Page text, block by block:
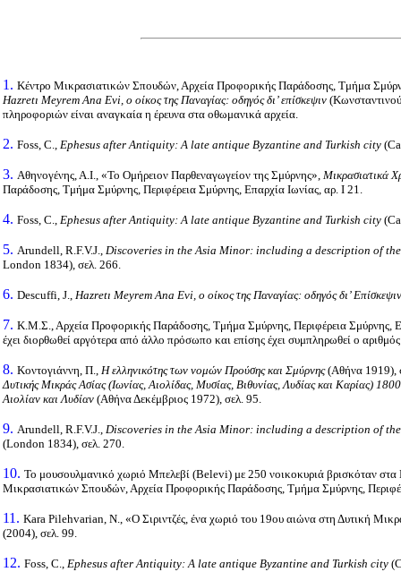
1. Κέντρο Μικρασιατικών Σπουδών, Αρχεία Προφορικής Παράδοσης, Τμήμα
Hazretı Meyrem Ana Evi, ο οίκος της Παναγίας: οδηγός δι’ επίσκεψιν
πληροφοριών είναι αναγκαία η έρευνα στα οθωμανικά αρχεία.
2. Foss, C., Ephesus after Antiquity: A late antique Byzantine and Turkish city
3. Αθηνογένης, Α.Ι., «Το Ομήρειον Παρθεναγωγείον της Σμύρνης», Μικρασιατικά
Παράδοσης, Τμήμα Σμύρνης, Περιφέρεια Σμύρνης, Επαρχία Ιωνίας, αρ. Ι 21.
4. Foss, C., Ephesus after Antiquity: A late antique Byzantine and Turkish city
5. Arundell, R.F.V.J., Discoveries in the Asia Minor: including a description of
London 1834), σελ. 266.
6. Descuffi, J., Hazretı Meyrem Ana Evi, ο οίκος της Παναγίας: οδηγός δι’ Επίσκεψιν
7. Κ.Μ.Σ., Αρχεία Προφορικής Παράδοσης, Τμήμα Σμύρνης, Περιφέρεια Σμύρνης,
έχει διορθωθεί αργότερα από άλλο πρόσωπο και επίσης έχει συμπληρωθεί ο
8. Κοντογιάννη, Π., Η ελληνικότης των νομών Προύσης και Σμύρνης(Αθήνα 1919),
Δυτικής Μικράς Ασίας (Ιωνίας, Αιολίδας, Μυσίας, Βιθυνίας, Λυδίας και Καρίας)
Αιολίαν και Λυδίαν (Αθήνα Δεκέμβριος 1972), σελ. 95.
9. Arundell, R.F.V.J., Discoveries in the Asia Minor: including a description of
(London 1834), σελ. 270.
10. Το μουσουλμανικό χωριό Μπελεβί (Belevi) με 250 νοικοκυριά βρισκόταν
Μικρασιατικών Σπουδών, Αρχεία Προφορικής Παράδοσης, Τμήμα Σμύρνης,
11. Kara Pilehvarian, Ν., «Ο Σιριντζές, ένα χωριό του 19ου αιώνα στη Δυτική
(2004), σελ. 99.
12. Foss, C., Ephesus after Antiquity: A late antique Byzantine and Turkish city